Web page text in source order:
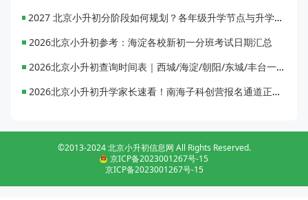
2027 北京小升初分阶段如何规划？各年级升学节点与升学通道全梳理
2026北京小升初参考：海淀各校新初一分班考试日期汇总
2026北京小升初查询时间表｜西城/海淀/朝阳/东城/丰台一键对照
2026北京小升初升学家长速看！南海子科创营报名通道正式开启
©2013-2024 北京小升初信息网 All Rights Reserved.
京ICP备2023001267号-15
京ICP备2023001267号-15